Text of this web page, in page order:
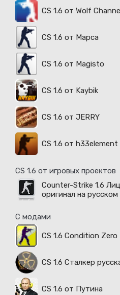
CS 1.6 от Wolf
CS 1.6 от Марса
CS 1.6 от Magisto
CS 1.6 от Kaybik
CS 1.6 от JERRY
CS 1.6 от h33element
CS 1.6 от игровых проектов
Counter-Strike 1.6
оригинал на
С модами
CS 1.6 Condition Zero
CS 1.6 Сталкер
CS 1.6 от Путина